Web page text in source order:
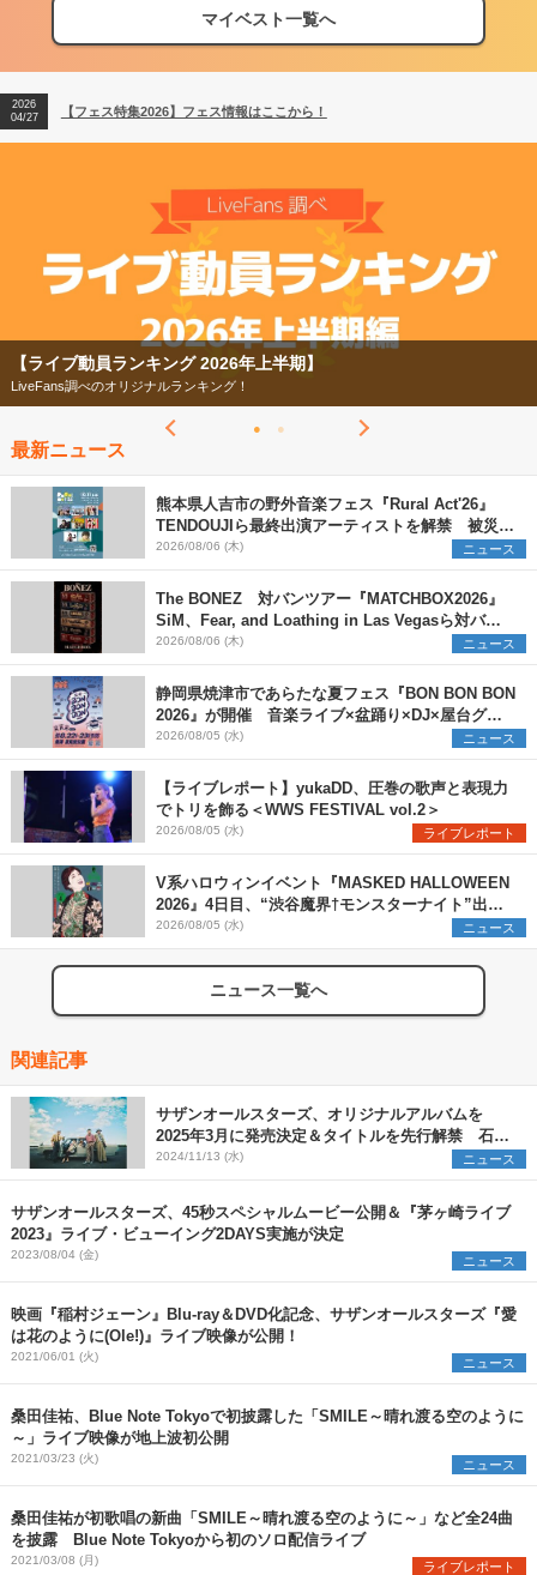
マイベスト一覧へ
【フェス特集2026】フェス情報はここから！
【ライブ動員ランキング】2026年上半期編発表！
2026
04/27
【フェス特集2026】フェス情報はここから！
2026
【ライブ動員ランキング 2026年上半期】
LiveFans調べのオリジナルランキング！
最新ニュース
熊本県人吉市の野外音楽フェス『Rural Act'26』
TENDOUJIら最終出演アーティストを解禁 被災地
支援プロジェクトの始動も発表
2026/08/06 (木) ニュース
The BONEZ 対バンツアー『MATCHBOX2026』
SiM、Fear, and Loathing in Las Vegasら対バン
アーティストを一斉解禁
2026/08/06 (木) ニュース
静岡県焼津市であらたな夏フェス『BON BON BON
2026』が開催 音楽ライブ×盆踊り×DJ×屋台グル
メ×ランタンナイトで彩る2日間
2026/08/05 (水) ニュース
【ライブレポート】yukaDD、圧巻の歌声と表現力
でトリを飾る＜WWS FESTIVAL vol.2＞
2026/08/05 (水) ライブレポート
V系ハロウィンイベント『MASKED HALLOWEEN
2026』4日目、“渋谷魔界†モンスターナイト”出演6
組を発表
2026/08/05 (水) ニュース
ニュース一覧へ
関連記事
サザンオールスターズ、オリジナルアルバムを
2025年3月に発売決定＆タイトルを先行解禁 石川
を皮切りにアリーナ＆ドームを巡る全国ツアーの開
催も発表に
2024/11/13 (水) ニュース
サザンオールスターズ、45秒スペシャルムービー公開＆『茅ヶ崎ライブ
2023』ライブ・ビューイング2DAYS実施が決定
2023/08/04 (金) ニュース
映画『稲村ジェーン』Blu-ray＆DVD化記念、サザンオールスターズ『愛
は花のように(Ole!)』ライブ映像が公開！
2021/06/01 (火) ニュース
桑田佳祐、Blue Note Tokyoで初披露した「SMILE～晴れ渡る空のように
～」ライブ映像が地上波初公開
2021/03/23 (火) ニュース
桑田佳祐が初歌唱の新曲「SMILE～晴れ渡る空のように～」など全24曲
を披露 Blue Note Tokyoから初のソロ配信ライブ
2021/03/08 (月) ライブレポート